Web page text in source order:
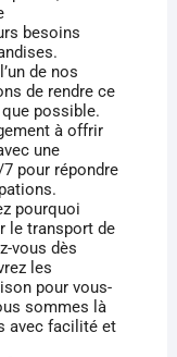
besoins
de nos
de rendre ce
possible.
à offrir
une
pour répondre
pourquoi
le transport de
vous dès
les
pour vous-
sommes là
avec facilité et